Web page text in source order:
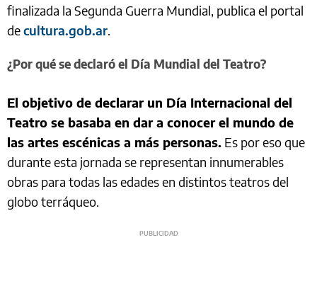
finalizada la Segunda Guerra Mundial, publica el portal
decultura.gob.ar.
¿Por qué se declaró el Día Mundial del Teatro?
El objetivo de declarar un Día Internacional del
Teatro se basaba en dar a conocer el mundo de
las artes escénicas a más personas. Es por eso que
durante esta jornada se representan innumerables
obras para todas las edades en distintos teatros del
globo terráqueo.